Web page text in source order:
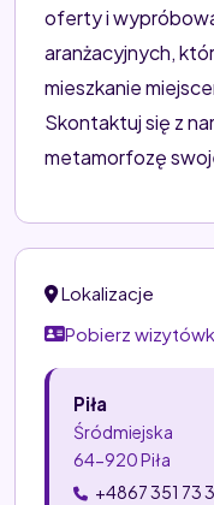
oferty i
aranżacyjnych,
mieszkanie
Skontaktuj się z
metamorfozę
Lokalizacje
Pobierz
Piła
Śródmiejska
64-920 Piła
+4867 351 73